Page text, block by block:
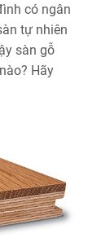
có ngân
tự nhiên
sàn gỗ
Hãy